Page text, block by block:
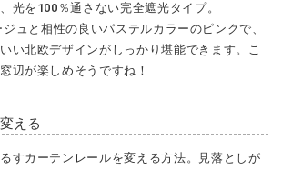
光を100％通さない完全遮光タイプ。
ュと相性の良いパステルカラーのピンクで、
い北欧デザインがしっかり堪能できます。こ
辺が楽しめそうですね！
える
すカーテンレールを変える方法。見落としが